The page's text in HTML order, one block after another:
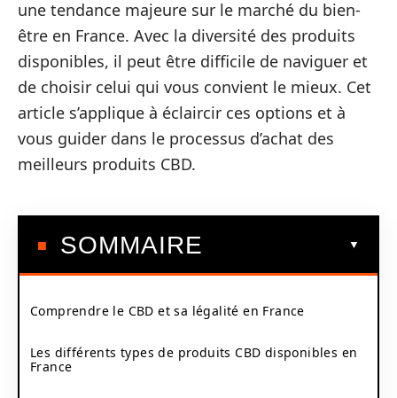
une tendance majeure sur le marché du bien-
être en France. Avec la diversité des produits
disponibles, il peut être difficile de naviguer et
de choisir celui qui vous convient le mieux. Cet
article s’applique à éclaircir ces options et à
vous guider dans le processus d’achat des
meilleurs produits CBD.
SOMMAIRE
Comprendre le CBD et sa légalité en France
Les différents types de produits CBD disponibles en
France